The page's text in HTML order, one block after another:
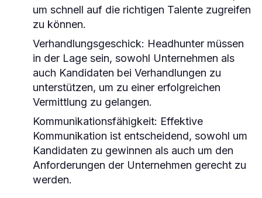
um schnell auf die richtigen Talente zugreifen
zu können.
Verhandlungsgeschick: Headhunter müssen
in der Lage sein, sowohl Unternehmen als
auch Kandidaten bei Verhandlungen zu
unterstützen, um zu einer erfolgreichen
Vermittlung zu gelangen.
Kommunikationsfähigkeit: Effektive
Kommunikation ist entscheidend, sowohl um
Kandidaten zu gewinnen als auch um den
Anforderungen der Unternehmen gerecht zu
werden.